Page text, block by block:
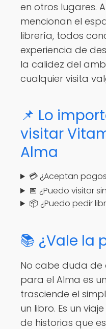
en otros lugares.
mencionan el
librería, todos
experiencia de
la calidez del
cualquier visita
📌 Lo
visitar
Alma
💳 ¿Aceptan
📅 ¿Puedo visitar
📦 ¿Puedo pedir
📚 ¿Vale la
No cabe duda de
para el Alma es
trasciende el
un libro. Es un
de historias que